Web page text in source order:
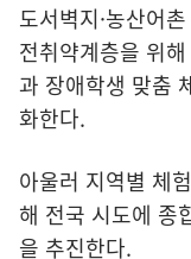
도서벽지·농산어
전취약계층을 위
과 장애학생 맞춤
화한다.
아울러 지역별 체
해 전국 시도에 종
을 추진한다.